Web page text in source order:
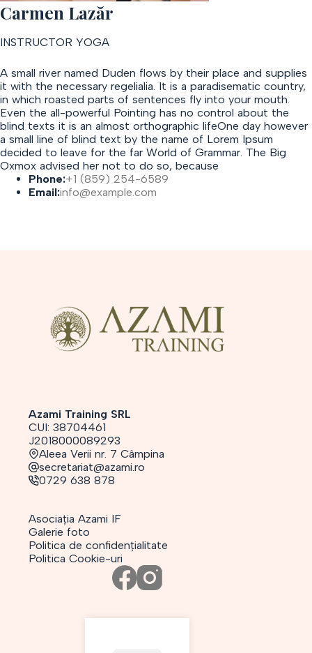
Carmen Lazăr
INSTRUCTOR YOGA
A small river named Duden flows by their place and supplies
it with the necessary regelialia. It is a paradisematic country,
in which roasted parts of sentences fly into your mouth.
Even the all-powerful Pointing has no control about the
blind texts it is an almost orthographic lifeOne day however
a small line of blind text by the name of Lorem Ipsum
decided to leave for the far World of Grammar. The Big
Oxmox advised her not to do so, because
Phone:+1 (859) 254-6589
Email:info@example.com
Azami Training SRL
CUI: 38704461
J2018000089293
Aleea Verii nr. 7 Câmpina
secretariat@azami.ro
0729 638 878
Asociația Azami IF
Galerie foto
Politica de confidențialitate
Politica Cookie-uri